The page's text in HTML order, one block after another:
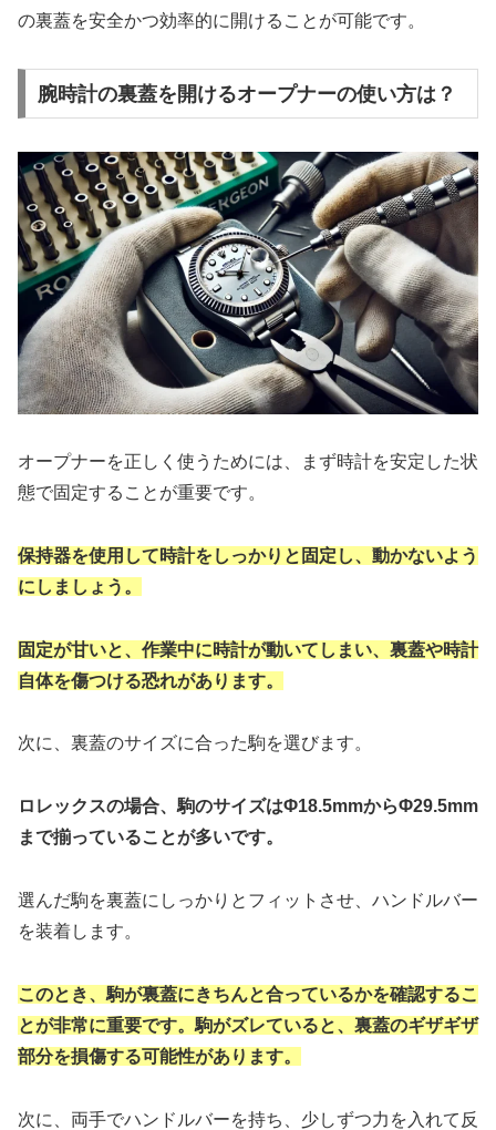
の裏蓋を安全かつ効率的に開けることが可能です。
腕時計の裏蓋を開けるオープナーの使い方は？
オープナーを正しく使うためには、まず時計を安定した状
態で固定することが重要です。
保持器を使用して時計をしっかりと固定し、動かないよう
にしましょう。
固定が甘いと、作業中に時計が動いてしまい、裏蓋や時計
自体を傷つける恐れがあります。
次に、裏蓋のサイズに合った駒を選びます。
ロレックスの場合、駒のサイズはΦ18.5mmからΦ29.5mm
まで揃っていることが多いです。
選んだ駒を裏蓋にしっかりとフィットさせ、ハンドルバー
を装着します。
このとき、駒が裏蓋にきちんと合っているかを確認するこ
とが非常に重要です。駒がズレていると、裏蓋のギザギザ
部分を損傷する可能性があります。
次に、両手でハンドルバーを持ち、少しずつ力を入れて反